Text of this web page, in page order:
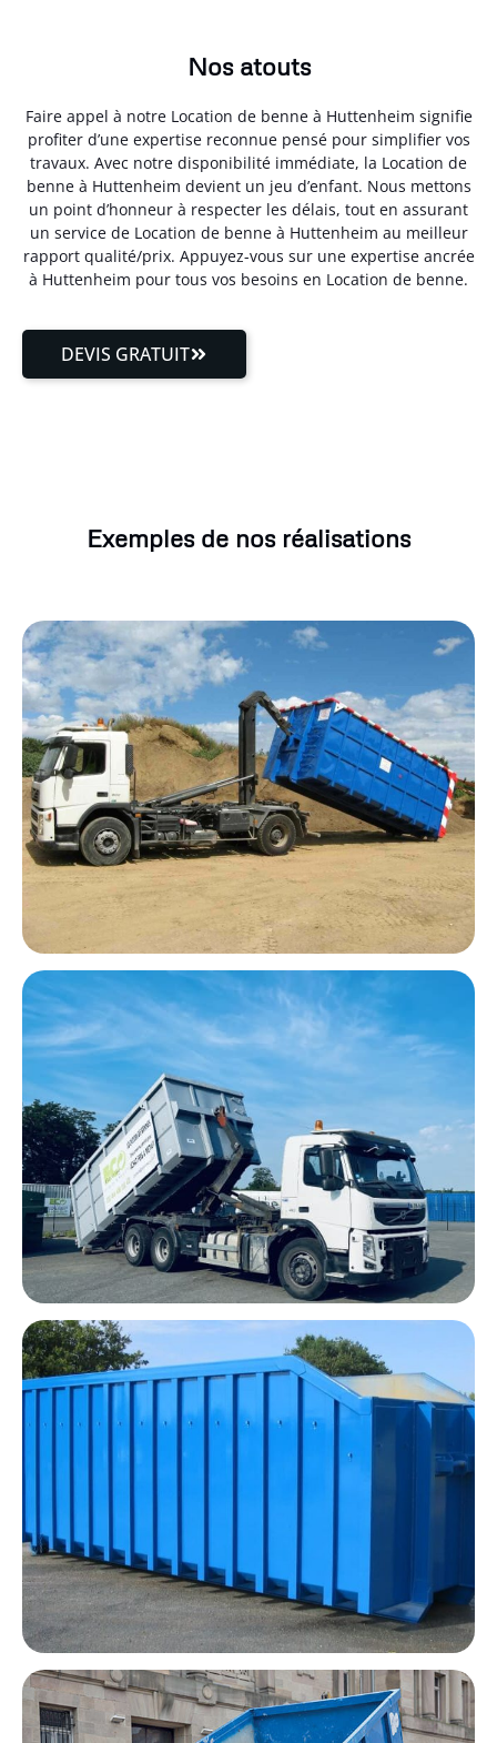
Nos atouts
Faire appel à notre Location de benne à Huttenheim signifie
profiter d’une expertise reconnue pensé pour simplifier vos
travaux. Avec notre disponibilité immédiate, la Location de
benne à Huttenheim devient un jeu d’enfant. Nous mettons
un point d’honneur à respecter les délais, tout en assurant
un service de Location de benne à Huttenheim au meilleur
rapport qualité/prix. Appuyez-vous sur une expertise ancrée
à Huttenheim pour tous vos besoins en Location de benne.
DEVIS GRATUIT
Exemples de nos réalisations